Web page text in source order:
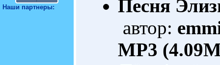
Наши партнеры:
Песня
автор:
MP3